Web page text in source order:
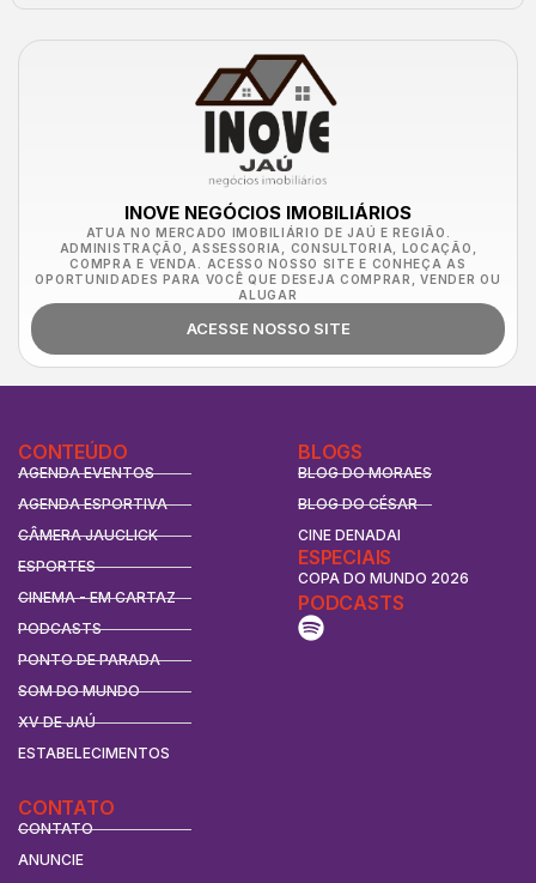
INOVE NEGÓCIOS IMOBILIÁRIOS
ATUA NO MERCADO IMOBILIÁRIO DE JAÚ E REGIÃO.
ADMINISTRAÇÃO, ASSESSORIA, CONSULTORIA, LOCAÇÃO,
COMPRA E VENDA. ACESSO NOSSO SITE E CONHEÇA AS
OPORTUNIDADES PARA VOCÊ QUE DESEJA COMPRAR, VENDER OU
ALUGAR
ACESSE NOSSO SITE
CONTEÚDO
AGENDA EVENTOS
AGENDA ESPORTIVA
CÂMERA JAUCLICK
ESPORTES
CINEMA - EM CARTAZ
PODCASTS
PONTO DE PARADA
SOM DO MUNDO
XV DE JAÚ
ESTABELECIMENTOS
BLOGS
BLOG DO MORAES
BLOG DO CÉSAR
CINE DENADAI
ESPECIAIS
COPA DO MUNDO 2026
CONTATO
CONTATO
ANUNCIE
PODCASTS